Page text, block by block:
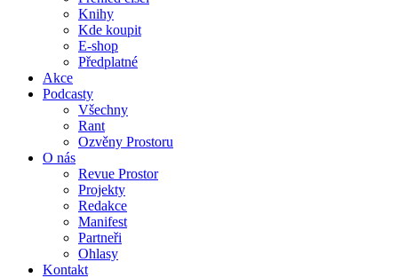
Knihy
Kde koupit
E-shop
Předplatné
Akce
Podcasty
Všechny
Rant
Ozvěny Prostoru
O nás
Revue Prostor
Projekty
Redakce
Manifest
Partneři
Ohlasy
Kontakt